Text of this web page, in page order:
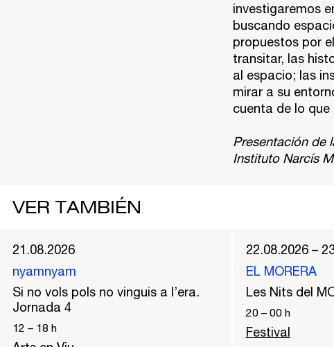
investigaremos
buscando
propuestos por
transitar, las
al espacio; las
mirar a su
cuenta de lo que
Presentación de
Instituto Narcís
VER TAMBIÉN
21.08.2026
nyamnyam
Si no vols pols no vinguis a l’era.
Jornada 4
12 – 18 h
22.08.2026 –
EL MORERA
Les Nits del
20– 00h
Festival